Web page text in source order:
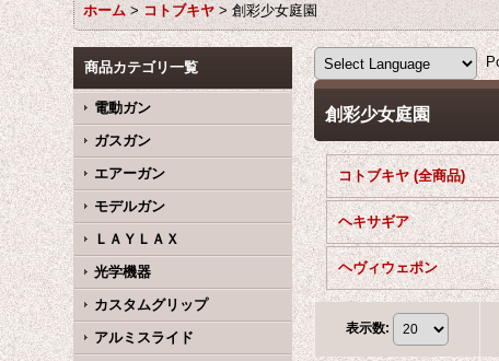
ホーム > コトブキヤ > 創彩少女庭園
商品カテゴリ一覧
電動ガン
ガスガン
エアーガン
モデルガン
ＬＡＹＬＡＸ
光学機器
カスタムグリップ
アルミスライド
創彩少女庭園
コトブキヤ (全商品)
ヘキサギア
ヘヴィウェポン
表示数: